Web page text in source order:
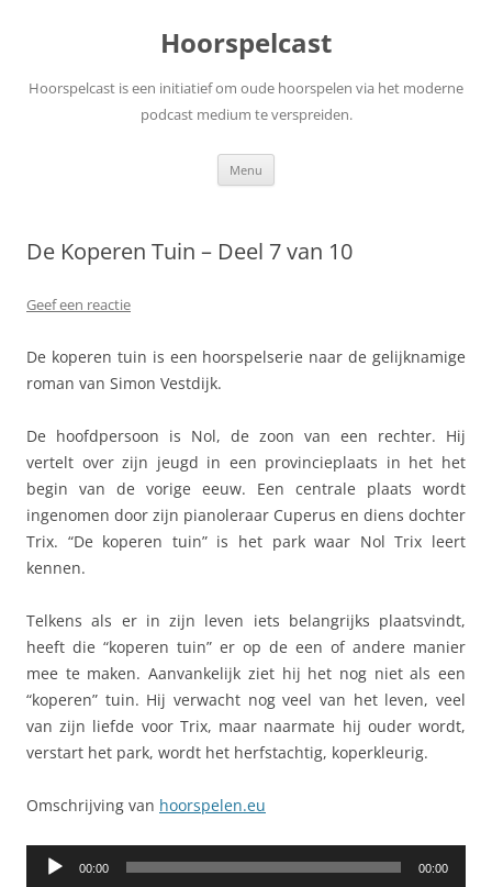
Hoorspelcast
Hoorspelcast is een initiatief om oude hoorspelen via het moderne
podcast medium te verspreiden.
Menu
De Koperen Tuin – Deel 7 van 10
Geef een reactie
De koperen tuin is een hoorspelserie naar de gelijknamige
roman van Simon Vestdijk.
De hoofdpersoon is Nol, de zoon van een rechter. Hij
vertelt over zijn jeugd in een provincieplaats in het het
begin van de vorige eeuw. Een centrale plaats wordt
ingenomen door zijn pianoleraar Cuperus en diens dochter
Trix. “De koperen tuin” is het park waar Nol Trix leert
kennen.
Telkens als er in zijn leven iets belangrijks plaatsvindt,
heeft die “koperen tuin” er op de een of andere manier
mee te maken. Aanvankelijk ziet hij het nog niet als een
“koperen” tuin. Hij verwacht nog veel van het leven, veel
van zijn liefde voor Trix, maar naarmate hij ouder wordt,
verstart het park, wordt het herfstachtig, koperkleurig.
Omschrijving van hoorspelen.eu
Audiospeler
00:00 00:00